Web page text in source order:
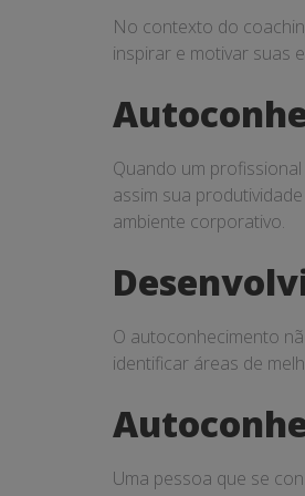
No contexto do
inspirar e motivar suas
Quando um
assim sua
ambiente corporativo.
O autoconhecimento
identificar áreas de
Uma pessoa que se